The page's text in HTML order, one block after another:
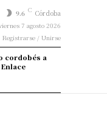
9.6 C Córdoba
7 agosto 2026
Registrarse / Unirse
cordobés a